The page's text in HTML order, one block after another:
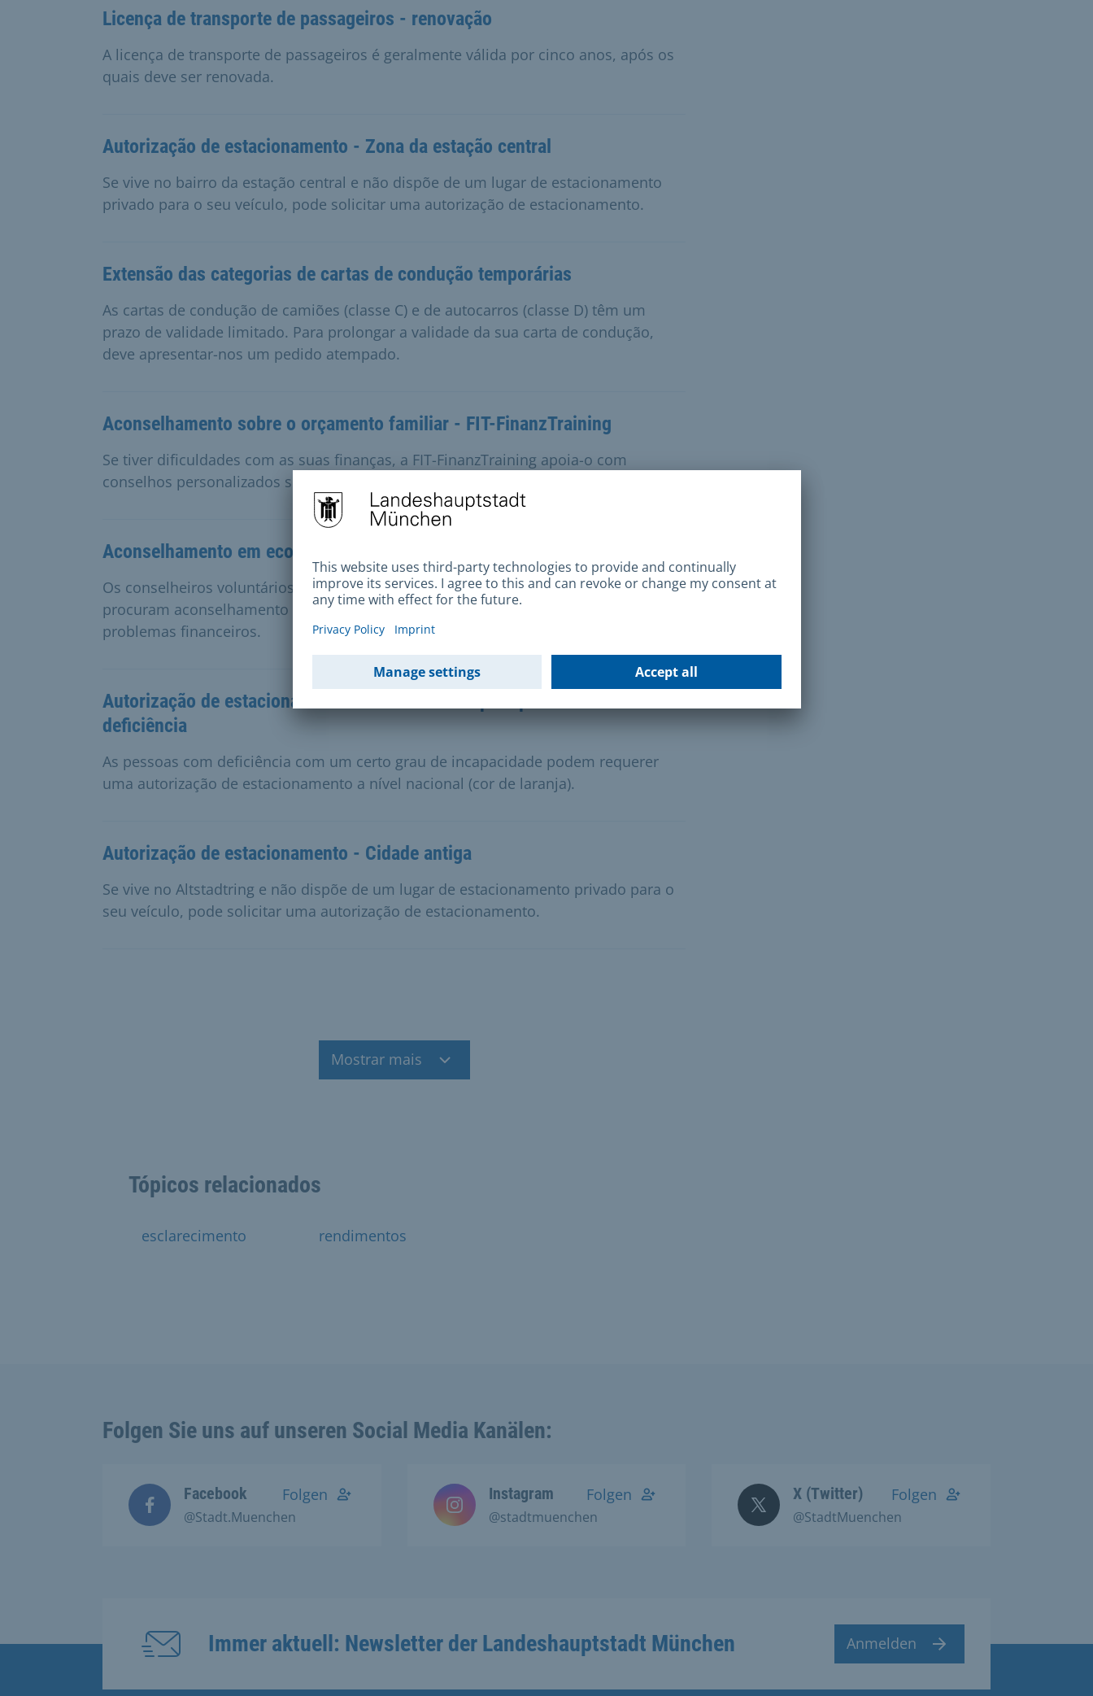
Licença de transporte de passageiros - renovação
A licença de transporte de passageiros é geralmente válida por cinco anos, após os
quais deve ser renovada.
Autorização de estacionamento - Zona da estação central
Se vive no bairro da estação central e não dispõe de um lugar de estacionamento
privado para o seu veículo, pode solicitar uma autorização de estacionamento.
Extensão das categorias de cartas de condução temporárias
As cartas de condução de camiões (classe C) e de autocarros (classe D) têm um
prazo de validade limitado. Para prolongar a validade da sua carta de condução,
deve apresentar-nos um pedido atempado.
Aconselhamento sobre o orçamento familiar - FIT-FinanzTraining
Se tiver dificuldades com as suas finanças, a FIT-FinanzTraining apoia-o com
conselhos personalizados sobre a sua situação financeira.
Aconselhamento em economia doméstica para famílias endividadas
Os conselheiros voluntários de economia doméstica ajudam as pessoas que
procuram aconselhamento no local, nos seus agregados familiares, para esclarecer
problemas financeiros.
Autorização de estacionamento a nível nacional para pessoas com
deficiência
As pessoas com deficiência com um certo grau de incapacidade podem requerer
uma autorização de estacionamento a nível nacional (cor de laranja).
Autorização de estacionamento - Cidade antiga
Se vive no Altstadtring e não dispõe de um lugar de estacionamento privado para o
seu veículo, pode solicitar uma autorização de estacionamento.
Mostrar mais
Tópicos relacionados
esclarecimento rendimentos
Folgen Sie uns auf unseren Social Media Kanälen:
Facebook
@Stadt.Muenchen
Folgen Instagram
@stadtmuenchen
Folgen X (Twitter)
@StadtMuenchen
Folgen
Immer aktuell: Newsletter der Landeshauptstadt München Anmelden